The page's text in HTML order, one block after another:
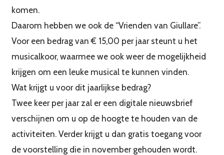
komen.
Daarom hebben we ook de “Vrienden van Giullare”.
Voor een bedrag van € 15,00 per jaar steunt u het
musicalkoor, waarmee we ook weer de mogelijkheid
krijgen om een leuke musical te kunnen vinden.
Wat krijgt u voor dit jaarlijkse bedrag?
Twee keer per jaar zal er een digitale nieuwsbrief
verschijnen om u op de hoogte te houden van de
activiteiten. Verder krijgt u dan gratis toegang voor
de voorstelling die in november gehouden wordt.